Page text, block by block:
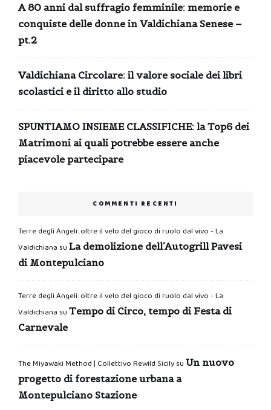
A 80 anni dal suffragio femminile: memorie e
conquiste delle donne in Valdichiana Senese –
pt.2
Valdichiana Circolare: il valore sociale dei libri
scolastici e il diritto allo studio
SPUNTIAMO INSIEME CLASSIFICHE: la Top6 dei
Matrimoni ai quali potrebbe essere anche
piacevole partecipare
COMMENTI RECENTI
Terre degli Angeli: oltre il velo del gioco di ruolo dal vivo - La
Valdichiana su La demolizione dell’Autogrill Pavesi
di Montepulciano
Terre degli Angeli: oltre il velo del gioco di ruolo dal vivo - La
Valdichiana su Tempo di Circo, tempo di Festa di
Carnevale
The Miyawaki Method | Collettivo Rewild Sicilysu Un nuovo
progetto di forestazione urbana a
Montepulciano Stazione